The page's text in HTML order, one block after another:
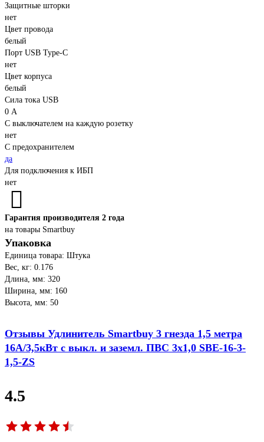
Защитные шторки
нет
Цвет провода
белый
Порт USB Type-C
нет
Цвет корпуса
белый
Сила тока USB
0 А
С выключателем на каждую розетку
нет
С предохранителем
да
Для подключения к ИБП
нет
Гарантия производителя 2 года
на товары Smartbuy
Упаковка
Единица товара: Штука
Вес, кг: 0.176
Длина, мм: 320
Ширина, мм: 160
Высота, мм: 50
Отзывы Удлинитель Smartbuy 3 гнезда 1,5 метра
16А/3,5кВт с выкл. и заземл. ПВС 3х1,0 SBE-16-3-
1,5-ZS
4.5